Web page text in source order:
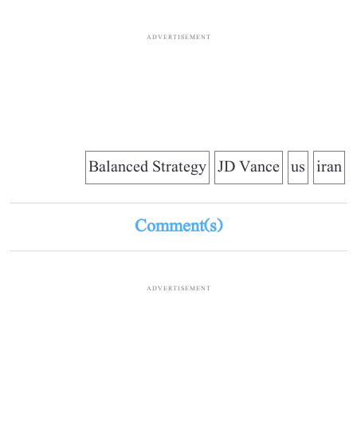
ADVERTISEMENT
iran
us
JD Vance
Balanced Strategy
Comment(s)
ADVERTISEMENT